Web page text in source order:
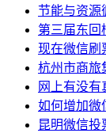
节能与资源
第三届东回
现在微信刷
杭州市商旅
网上有没
如何增加微
昆明微信投